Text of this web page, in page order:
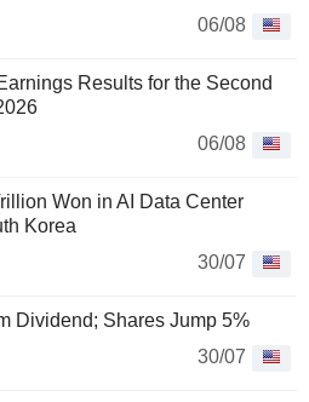
06/08
Results for the Second
06/08
Won in AI Data Center
Korea
30/07
Dividend; Shares Jump 5%
30/07